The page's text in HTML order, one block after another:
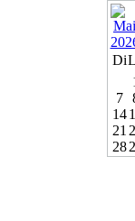
Di
7
14
21
28